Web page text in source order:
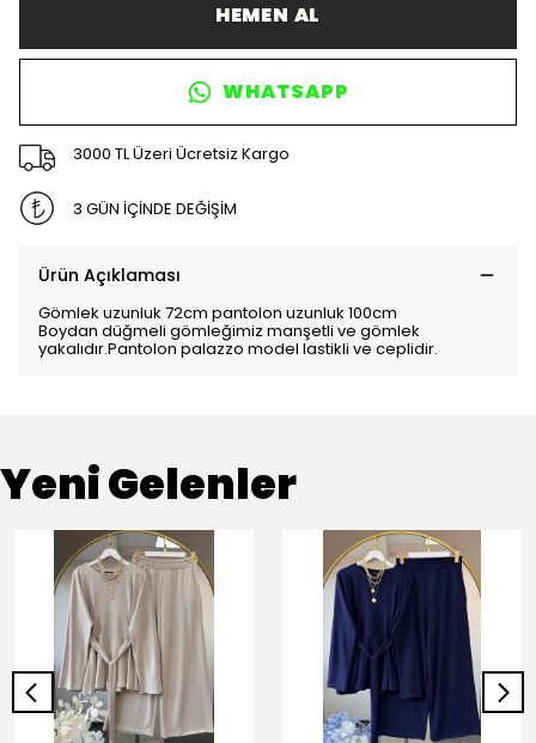
HEMEN AL
WHATSAPP
3000 TL Üzeri Ücretsiz Kargo
3 GÜN İÇİNDE DEĞİŞİM
Ürün Açıklaması
Gömlek uzunluk 72cm pantolon uzunluk 100cm
Boydan düğmeli gömleğimiz manşetli ve gömlek
yakalıdır.Pantolon palazzo model lastikli ve ceplidir.
Yeni Gelenler